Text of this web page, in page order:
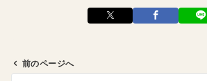
前のページへ